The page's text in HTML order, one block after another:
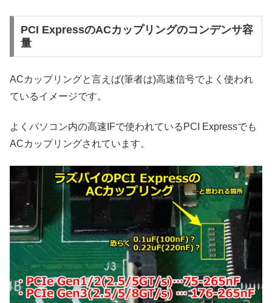
PCI ExpressのACカップリングのコンデンサ容
量
ACカップリングと言えば(筆者は)高速信号でよく使われ
ているイメージです。
よくパソコン内の高速IFで使われているPCI Expressでも
ACカップリングされています。